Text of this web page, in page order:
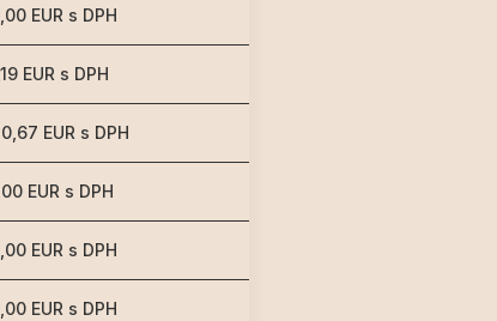
EUR s DPH
EUR s DPH
EUR s DPH
EUR s DPH
EUR s DPH
EUR s DPH